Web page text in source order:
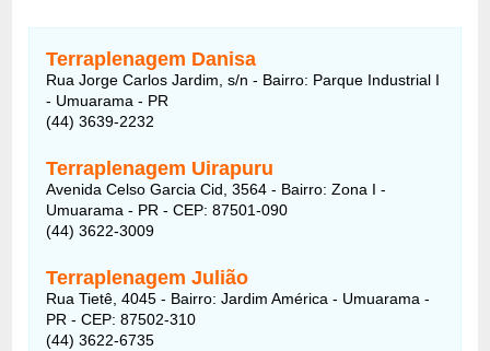
Terraplenagem Danisa
Rua Jorge Carlos Jardim, s/n - Bairro: Parque Industrial I
- Umuarama - PR
(44) 3639-2232
Terraplenagem Uirapuru
Avenida Celso Garcia Cid, 3564 - Bairro: Zona I -
Umuarama - PR - CEP: 87501-090
(44) 3622-3009
Terraplenagem Julião
Rua Tietê, 4045 - Bairro: Jardim América - Umuarama -
PR - CEP: 87502-310
(44) 3622-6735